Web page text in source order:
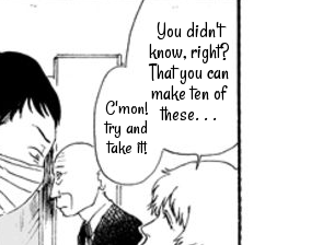
You didn't
know, right?
That you can
make ten of
these. . .
C'mon!
try and
take it!